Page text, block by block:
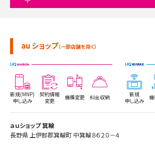
au ショップ（一部店舗を除く）
新規(MNP)
申し込み
契約情報
変更
機種変更 料金収納
新規
申し込み
機
ａｕショップ 箕輪
長野県 上伊那郡箕輪町 中箕輪８６２０－４